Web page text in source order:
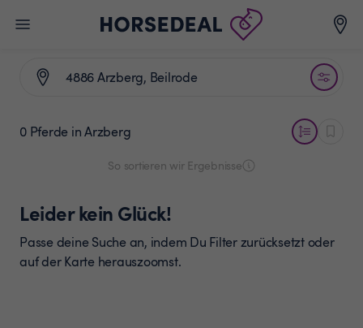
0 Pferde in Arzberg
So sortieren wir Ergebnisse
Leider kein Glück!
Passe deine Suche an, indem Du Filter zurücksetzt oder
auf der Karte herauszoomst.